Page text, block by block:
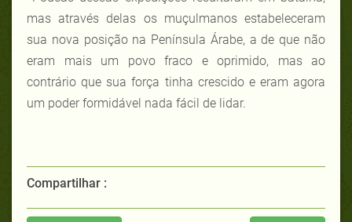
mas através delas os muçulmanos estabeleceram
sua nova posição na Península Árabe, a de que não
eram mais um povo fraco e oprimido, mas ao
contrário que sua força tinha crescido e eram agora
um poder formidável nada fácil de lidar.
Compartilhar :